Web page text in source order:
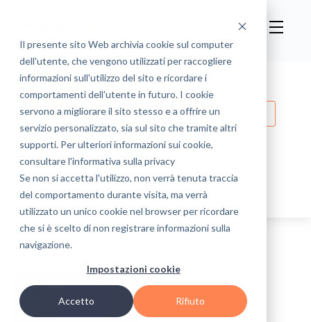
Il presente sito Web archivia cookie sul computer
dell'utente, che vengono utilizzati per raccogliere
informazioni sull'utilizzo del sito e ricordare i
comportamenti dell'utente in futuro. I cookie
servono a migliorare il sito stesso e a offrire un
servizio personalizzato, sia sul sito che tramite altri
supporti. Per ulteriori informazioni sui cookie,
consultare l'informativa sulla privacy
Se non si accetta l'utilizzo, non verrà tenuta traccia
del comportamento durante visita, ma verrà
utilizzato un unico cookie nel browser per ricordare
che si è scelto di non registrare informazioni sulla
navigazione.
Impostazioni cookie
Accetto Rifiuto
Processi di Vendita B2B
Customer Experience
HubSpot CRM
Lead Management
Sales Automation and Intelligence
Eventi & News